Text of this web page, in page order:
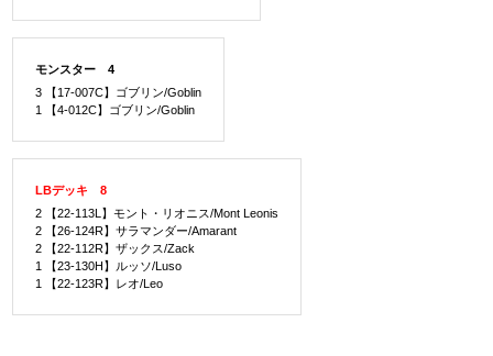
モンスター 4
3 【17-007C】ゴブリン/Goblin
1 【4-012C】ゴブリン/Goblin
LBデッキ 8
2 【22-113L】モント・リオニス/Mont Leonis
2 【26-124R】サラマンダー/Amarant
2 【22-112R】ザックス/Zack
1 【23-130H】ルッソ/Luso
1 【22-123R】レオ/Leo